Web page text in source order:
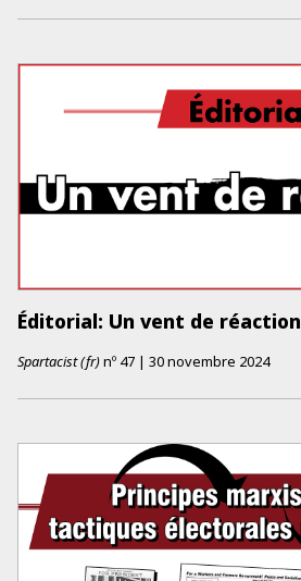
Éditorial: Un vent de réaction
Spartacist (fr)nº 47 | 30 novembre 2024